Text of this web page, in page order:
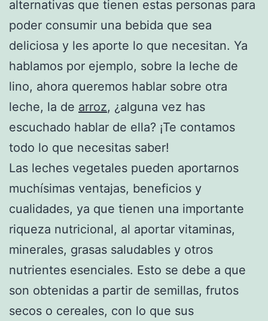
alternativas que tienen estas personas para
poder consumir una bebida que sea
deliciosa y les aporte lo que necesitan. Ya
hablamos por ejemplo, sobre la leche de
lino, ahora queremos hablar sobre otra
leche, la de arroz, ¿alguna vez has
escuchado hablar de ella? ¡Te contamos
todo lo que necesitas saber!
Las leches vegetales pueden aportarnos
muchísimas ventajas, beneficios y
cualidades, ya que tienen una importante
riqueza nutricional, al aportar vitaminas,
minerales, grasas saludables y otros
nutrientes esenciales. Esto se debe a que
son obtenidas a partir de semillas, frutos
secos o cereales, con lo que sus